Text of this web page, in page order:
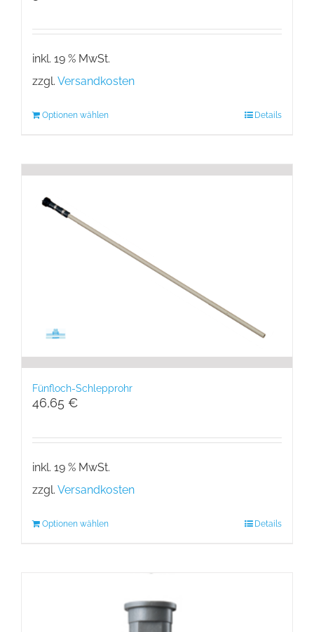
inkl. 19 % MwSt.
zzgl. Versandkosten
Optionen wählen Details
Fünfloch-Schlepprohr
46,65 €
inkl. 19 % MwSt.
zzgl. Versandkosten
Optionen wählen Details